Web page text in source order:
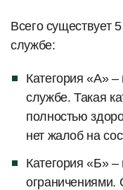
Всего существует
службе:
Категория «А»
службе. Такая
полностью
нет жалоб на
Категория «Б»
ограничениями.